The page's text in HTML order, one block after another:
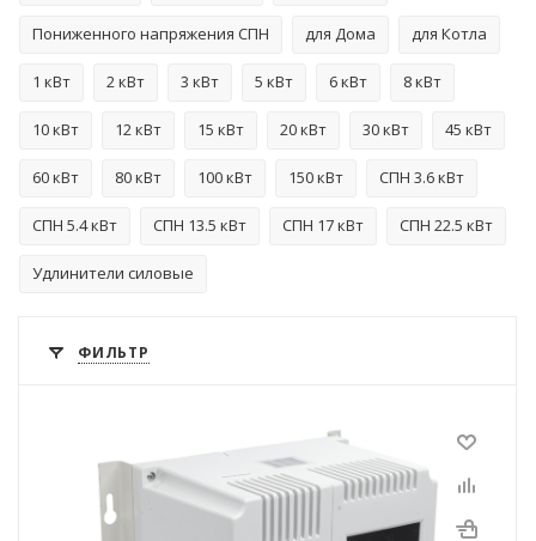
Пониженного напряжения СПН для Дома для Котла
1 кВт 2 кВт 3 кВт 5 кВт 6 кВт 8 кВт
10 кВт 12 кВт 15 кВт 20 кВт 30 кВт 45 кВт
60 кВт 80 кВт 100 кВт 150 кВт СПН 3.6 кВт
СПН 5.4 кВт СПН 13.5 кВт СПН 17 кВт СПН 22.5 кВт
Удлинители силовые
ФИЛЬТР